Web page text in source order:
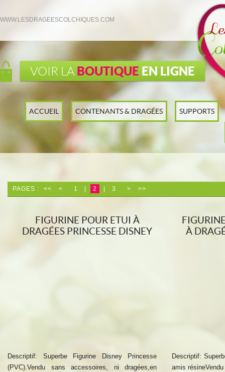
WWW.LESDRAGEESCOLCHIQUES.COM
VOIR LA BOUTIQUE EN LIGNE
ACCUEIL CONTENANTS & DRAGÉES SUPPORTS
PAGES : << < 1 2 3 > >>
FIGURINE POUR ETUI À
DRAGÉES PRINCESSE DISNEY
Descriptif: Superbe Figurine Disney Princesse
(PVC).Vendu sans accessoires, ni dragées,en
À
Descriptif:
amis